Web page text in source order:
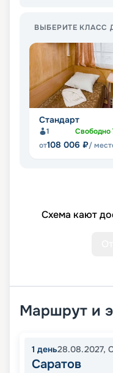
ВЫБЕРИТЕ КЛАСС
Стандарт
1 Свободно
от108 006 ₽/
Схема кают
Маршрут и
1 день28.08.2027,
Саратов